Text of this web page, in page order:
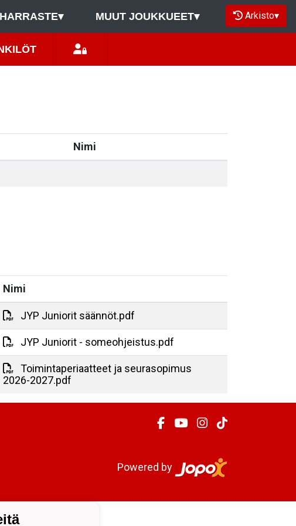
HARRASTE▾ MUUT JOUKKUEET▾ Arkisto▾
Nimi
Nimi
JYP Juniorit säännöt.pdf
JYP Juniorit - someohjeistus.pdf
Toimintaperiaatteet ja seurasopimus
2026-2027.pdf
Powered by